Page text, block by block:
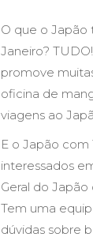
O que o Japão
Janeiro?
promove
oficina de
viagens ao
E o Japão
interessados
Geral do
Tem uma
dúvidas sobre